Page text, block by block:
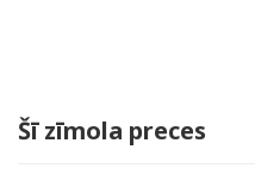
Šī zīmola preces